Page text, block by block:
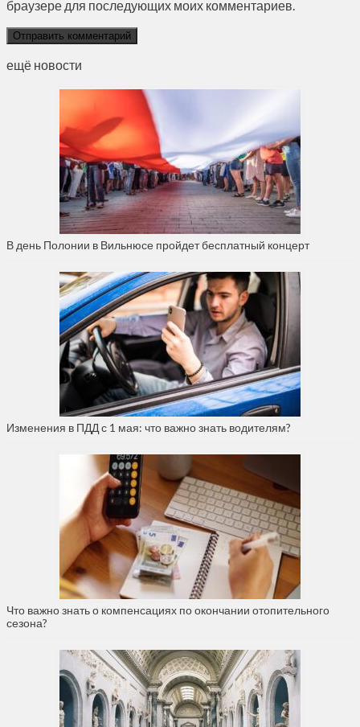
браузере для последующих моих комментариев.
ещё новости
В день Полонии в Вильнюсе пройдет бесплатный концерт
Изменения в ПДД с 1 мая: что важно знать водителям?
Что важно знать о компенсациях по окончании отопительного
сезона?